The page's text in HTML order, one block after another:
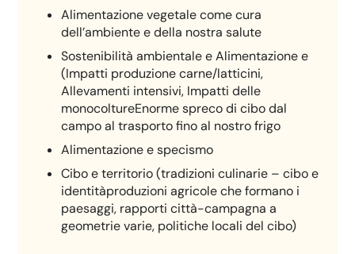
Alimentazione vegetale come cura
dell’ambiente e della nostra salute
Sostenibilità ambientale e Alimentazione e
(Impatti produzione carne/latticini,
Allevamenti intensivi, Impatti delle
monocoltureEnorme spreco di cibo dal
campo al trasporto fino al nostro frigo
Alimentazione e specismo
Cibo e territorio (tradizioni culinarie – cibo e
identitàproduzioni agricole che formano i
paesaggi, rapporti città-campagna a
geometrie varie, politiche locali del cibo)